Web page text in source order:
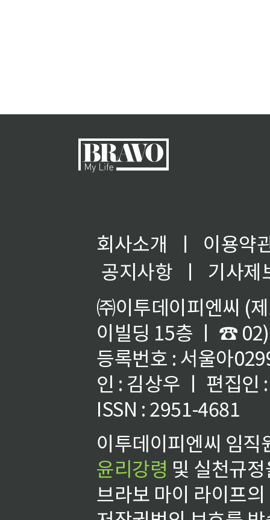
회사소개 ㅣ
이용약
공지사항
ㅣ
기사제
㈜이투데이피엔씨 (
이빌딩 15층 ㅣ ☎
등록번호 : 서울아
인 : 김상우 ㅣ 편집인
ISSN : 2951-4681
이투데이피엔씨 임
윤리강령 및 실천규
브라보 마이 라이프